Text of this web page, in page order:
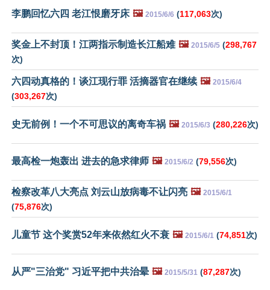
李鹏回忆六四 老江恨磨牙床 🖼️ 2015/6/6 (117,063次)
奖金上不封顶！江两指示制造长江船难 🖼️ 2015/6/5 (298,767
次)
六四动真格的！谈江现行罪 活摘器官在继续 🖼️ 2015/6/4
(303,267次)
史无前例！一个不可思议的离奇车祸 🖼️ 2015/6/3 (280,226次)
最高检一炮轰出 进去的急求律师 🖼️ 2015/6/2 (79,556次)
检察改革八大亮点 刘云山放病毒不让闪亮 🖼️ 2015/6/1
(75,876次)
儿童节 这个奖赏52年来依然红火不衰 🖼️ 2015/6/1 (74,851次)
从严"三治党" 习近平把中共治晕 🖼️ 2015/5/31 (87,287次)